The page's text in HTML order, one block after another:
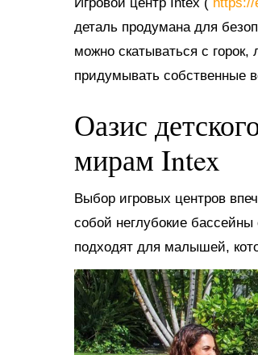
деталь продумана для
можно скатываться с
придумывать собственные
Оазис
мирам Intex
Выбор игровых центров
собой неглубокие
подходят для малышей,